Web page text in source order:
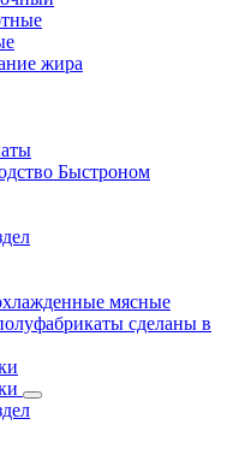
жира
Быстроном
мясные
сделаны в